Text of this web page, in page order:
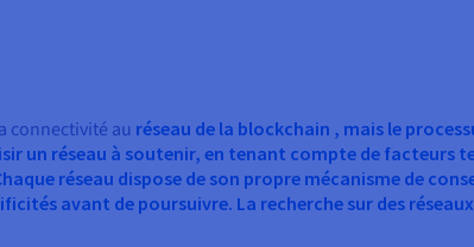
connectivité au réseau de la blockchain , mais le
un réseau à soutenir, en tenant compte de facteurs
réseau dispose de son propre mécanisme de
avant de poursuivre. La recherche sur des